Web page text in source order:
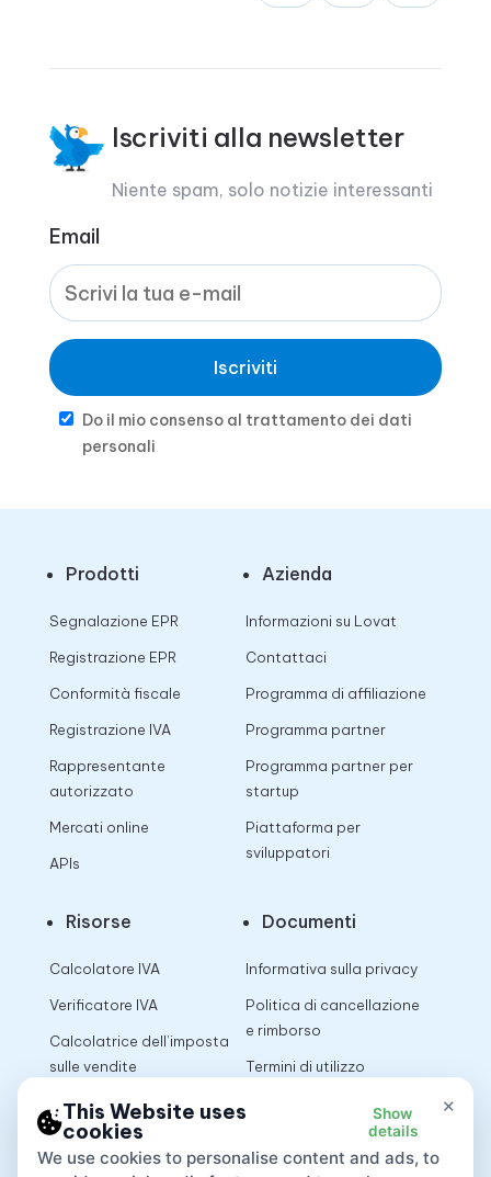
Iscriviti alla newsletter
Niente spam, solo notizie interessanti
Email
Iscriviti
Do il mio consenso al trattamento dei dati
personali
Prodotti
Segnalazione EPR
Registrazione EPR
Conformità fiscale
Registrazione IVA
Rappresentante
autorizzato
Mercati online
APIs
Azienda
Informazioni su Lovat
Contattaci
Programma di affiliazione
Programma partner
Programma partner per
startup
Piattaforma per
sviluppatori
Risorse
Calcolatore IVA
Verificatore IVA
Calcolatrice dell’imposta
sulle vendite
Documenti
Informativa sulla privacy
Politica di cancellazione
e rimborso
Termini di utilizzo
×
This Website uses
cookies
Show
details
We use cookies to personalise content and ads, to